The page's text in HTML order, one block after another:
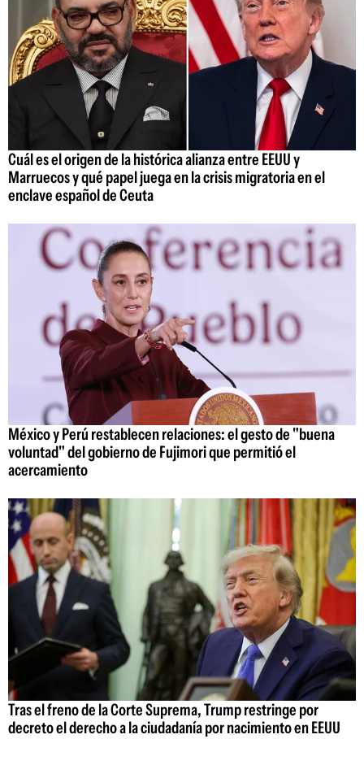
Cuál es el origen de la histórica alianza entre EEUU y
Marruecos y qué papel juega en la crisis migratoria en el
enclave español de Ceuta
México y Perú restablecen relaciones: el gesto de "buena
voluntad" del gobierno de Fujimori que permitió el
acercamiento
Tras el freno de la Corte Suprema, Trump restringe por
decreto el derecho a la ciudadanía por nacimiento en EEUU